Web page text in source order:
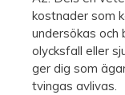
kostnader som
undersökas och
olycksfall eller
ger dig som
tvingas avlivas.